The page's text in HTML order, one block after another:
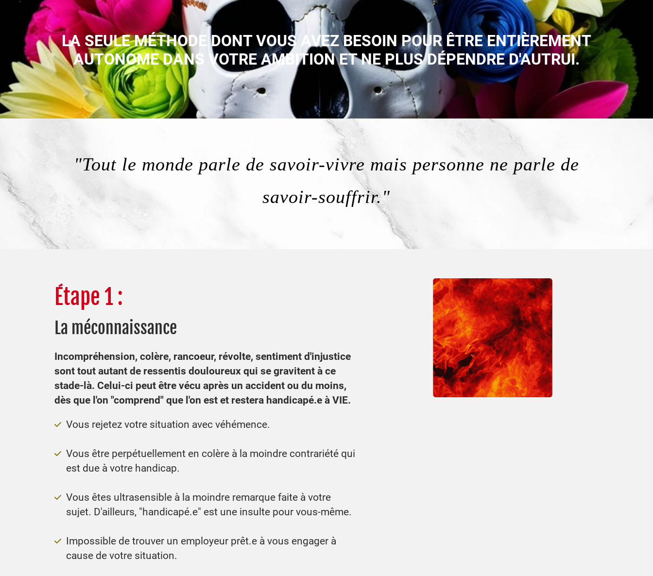
LA SEULE MÉTHODE DONT VOUS AVEZ BESOIN POUR ÊTRE ENTIÈREMENT
AUTONOME DANS VOTRE AMBITION ET NE PLUS DÉPENDRE D'AUTRUI.
"Tout le monde parle de savoir-vivre mais personne ne parle de
savoir-souffrir."
Étape 1 :
La méconnaissance
Incompréhension, colère, rancoeur, révolte, sentiment d'injustice
sont tout autant de ressentis douloureux qui se gravitent à ce
stade-là. Celui-ci peut être vécu après un accident ou du moins,
dès que l'on "comprend" que l'on est et restera handicapé.e à VIE.
Vous rejetez votre situation avec véhémence.
Vous être perpétuellement en colère à la moindre contrariété qui
est due à votre handicap.
Vous êtes ultrasensible à la moindre remarque faite à votre
sujet. D'ailleurs, "handicapé.e" est une insulte pour vous-même.
Impossible de trouver un employeur prêt.e à vous engager à
cause de votre situation.